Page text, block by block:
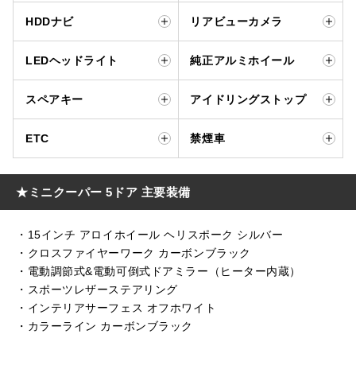
HDDナビ リアビューカメラ
LEDヘッドライト 純正アルミホイール
スペアキー アイドリングストップ
ETC 禁煙車
★ミニクーパー 5ドア 主要装備
・15インチ アロイホイール ヘリスポーク シルバー
・クロスファイヤーワーク カーボンブラック
・電動調節式&電動可倒式ドアミラー（ヒーター内蔵）
・スポーツレザーステアリング
・インテリアサーフェス オフホワイト
・カラーライン カーボンブラック